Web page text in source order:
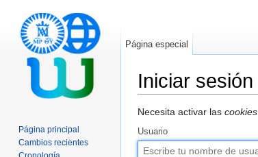
Iniciar sesión
Necesita activar las cookies
Usuario
Página especial
Página principal
Cambios recientes